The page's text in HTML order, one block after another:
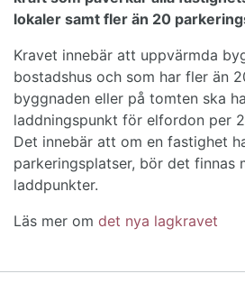
lokaler samt fler än 20
Kravet innebär att uppvärmda
bostadshus och som har fler än
byggnaden eller på tomten ska
laddningspunkt för elfordon per
Det innebär att om en fastighet
parkeringsplatser, bör det finnas
laddpunkter.
Läs mer om det nya lagkravet